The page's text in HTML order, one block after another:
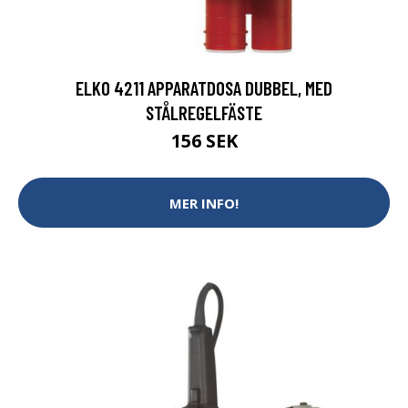
ELKO 4211 APPARATDOSA DUBBEL, MED
STÅLREGELFÄSTE
156 SEK
MER INFO!